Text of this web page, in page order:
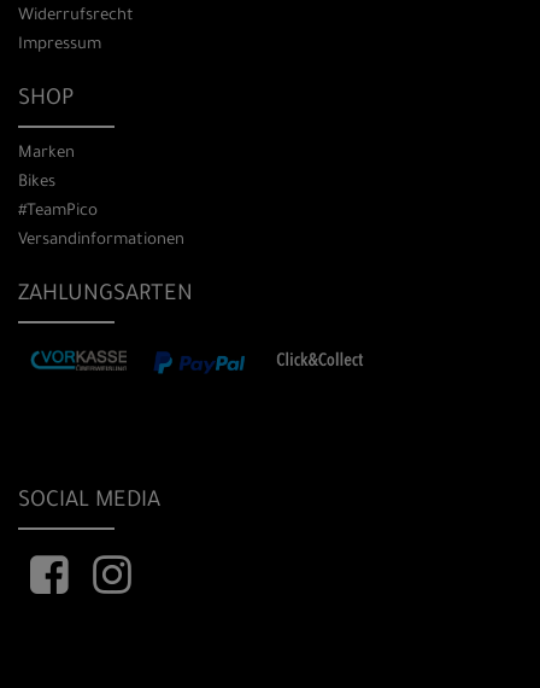
Widerrufsrecht
Impressum
SHOP
Marken
Bikes
#TeamPico
Versandinformationen
ZAHLUNGSARTEN
SOCIAL MEDIA